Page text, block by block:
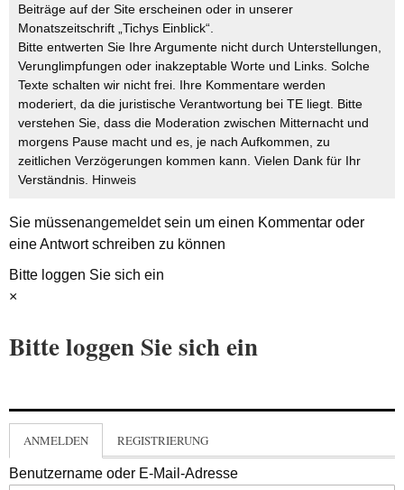
Beiträge auf der Site erscheinen oder in unserer
Monatszeitschrift „Tichys Einblick“.
Bitte entwerten Sie Ihre Argumente nicht durch Unterstellungen,
Verunglimpfungen oder inakzeptable Worte und Links. Solche
Texte schalten wir nicht frei. Ihre Kommentare werden
moderiert, da die juristische Verantwortung bei TE liegt. Bitte
verstehen Sie, dass die Moderation zwischen Mitternacht und
morgens Pause macht und es, je nach Aufkommen, zu
zeitlichen Verzögerungen kommen kann. Vielen Dank für Ihr
Verständnis. Hinweis
Sie müssenangemeldetsein um einen Kommentar oder
eine Antwort schreiben zu können
Bitte loggen Sie sich ein
×
Bitte loggen Sie sich ein
ANMELDEN REGISTRIERUNG
Benutzername oder E-Mail-Adresse